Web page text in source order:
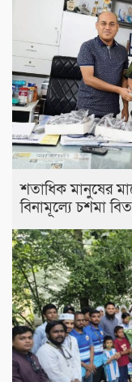
শতাধিক মানুষের
বিনামূল্যে চশমা